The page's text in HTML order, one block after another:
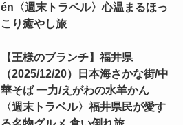
én〈週末トラベル〉心温まるほっ
こり癒やし旅
【王様のブランチ】福井県
（2025/12/20）日本海さかな街/中
華そば 一力/えがわの水羊かん
〈週末トラベル〉福井県民が愛す